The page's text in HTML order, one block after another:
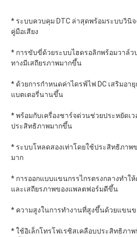
* ระบบควบคุม DTC ล่าสุดพร้อมระบบวินิ
คู่มือเสียง
* การขับขี่ด้วยระบบไฮดรอลิกพร้อมวาล์ว
ทางมีเสถียรภาพมากขึ้น
* ด้วยการกำหนดค่าไดรฟ์ไฟ DC เสริมอา
แบตเตอรี่นานขึ้น
* พร้อมกับเครื่องชาร์จด่วนช่วยประหยัดเ
ประสิทธิภาพมากขึ้น
* ระบบโหลดสองเท่าโดยใช้ประสิทธิภา
มาก
* การออกแบบแขนกรรไกรตรงกลางทำใ
และเสถียรภาพของแพลตฟอร์มดีขึ้น
* ความสูงในการทำงานที่สูงขึ้นด้วยแขนข
* ใช้อิเล็กโทรโฟเรซิสเคลือบประสิทธิภา